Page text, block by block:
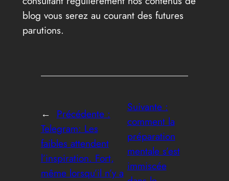
blog vous serez au courant des futures
parutions.
← Précédente :
Telegram: Les
faibles attendent
l’inspiration. Fort,
même lorsqu’il n’y a
Suivante :
comment la
préparation
mentale s’est
immiscée